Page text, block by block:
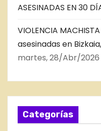
ASESINADAS EN 30
VIOLENCIA
asesinadas en
martes, 28/Abr/2026
Categorías